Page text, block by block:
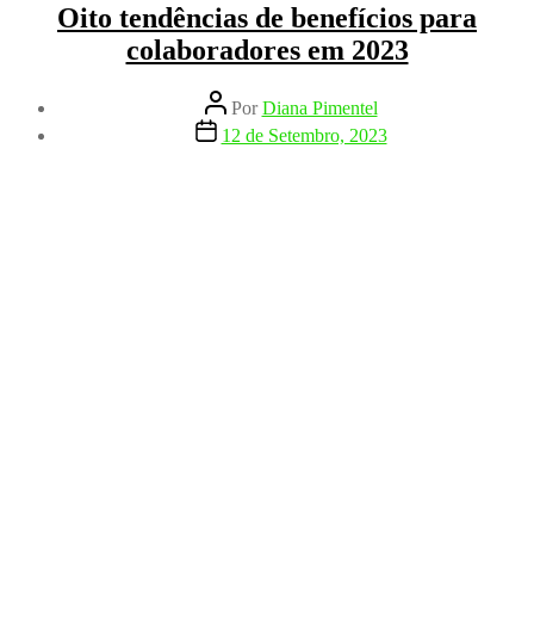
Oito tendências de benefícios para
colaboradores em 2023
Autor
do
artigo
PorDiana Pimentel
Data12 de Setembro, 2023